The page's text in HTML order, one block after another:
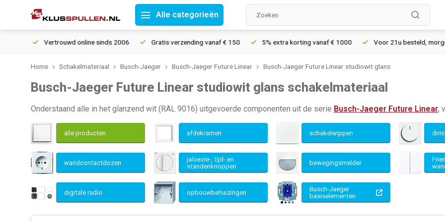
Alle categorieën
online sinds 2006 Gratis verzending vanaf € 150 5% extra korting vanaf € 1000 Voor 21u besteld, morgen in huis*
Home Schakelmateriaal Busch-Jaeger Busch-Jaeger Future Linear Busch-Jaeger Future Linear studiowit glans
Busch-Jaeger Future Linear studiowit glans schakelmateriaal
Onderstaand alle in het glanzend wit (RAL 9016) uitgevoerde componenten uit de serie Busch-Jaeger Future Linear,
alle producten afdekramen schakelwippen
wandcontactdozen
jaloezie-, tijd- en
standenknoppen
bewegingsmelder
digitale radio opbouwbehuizingen
Busch-Jaeger
basiselementen